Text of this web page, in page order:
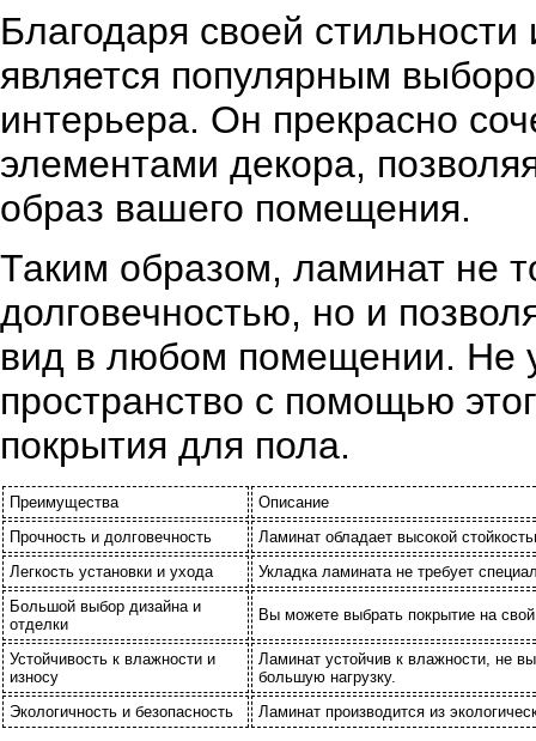
Благодаря своей
является популярным
интерьера. Он прекрасно
элементами декора,
образ вашего помещения.
Таким образом, ламинат не
долговечностью, но и
вид в любом помещении. Не
пространство с помощью
покрытия для пола.
Преимущества
Описание
Прочность и долговечность
Ламинат обладает высокой
Легкость установки и ухода
Укладка ламината не требует
Большой выбор дизайна и
отделки
Вы можете выбрать покрытие на
Устойчивость к влажности и
износу
Ламинат устойчив к влажности, не
большую нагрузку.
Экологичность и безопасность
Ламинат производится из